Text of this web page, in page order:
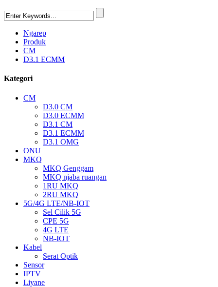
Ngarep
Produk
CM
D3.1 ECMM
Kategori
CM
D3.0 CM
D3.0 ECMM
D3.1 CM
D3.1 ECMM
D3.1 OMG
ONU
MKQ
MKQ Genggam
MKQ njaba ruangan
1RU MKQ
2RU MKQ
5G/4G LTE/NB-IOT
Sel Cilik 5G
CPE 5G
4G LTE
NB-IOT
Kabel
Serat Optik
Sensor
IPTV
Liyane